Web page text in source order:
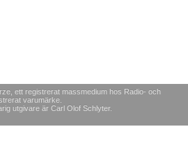
ett registrerat massmedium hos Radio- och
varumärke.
utgivare är Carl Olof Schlyter.